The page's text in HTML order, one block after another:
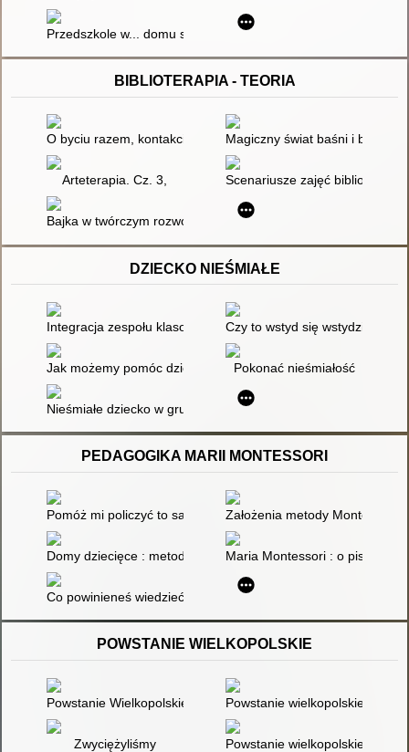
Przedszkole w... domu spokojnej starości
BIBLIOTERAPIA - TEORIA
O byciu razem, kontakcie, więzi i relacji, czyli bajka
Magiczny świat baśni i bajek :
Arteterapia. Cz. 3, Scenariusze zajęć
Bajka w twórczym rozwoju i arteterapii
DZIECKO NIEŚMIAŁE
Integracja zespołu klasowego : scenariusz zajęć
Czy to wstyd się wstydzić? :
Jak możemy pomóc dziecku nieśmiałemuPokonać nieśmiałość
Nieśmiałe dziecko w grupie przedszkolnej : jak efektywnie
PEDAGOGIKA MARII MONTESSORI
Pomóż mi policzyć to samemu : matematyka w ujęciu Marii
Założenia metody Montessori
Domy dziecięce : metoda pedagogiki naukowej stosowana w
Maria Montessori : o pisaniu i
Co powinieneś wiedzieć o swoim dziecku
POWSTANIE WIELKOPOLSKIE
Powstanie Wielkopolskie 1918-1919 : zeszyt ćwiczeń dla
Powstanie wielkopolskie 1918-
Zwyciężyliśmy Powstanie wielkopolskie :